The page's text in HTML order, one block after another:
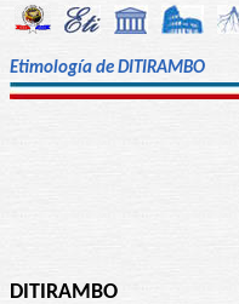
Etimología de DITIRAMBO
DITIRAMBO